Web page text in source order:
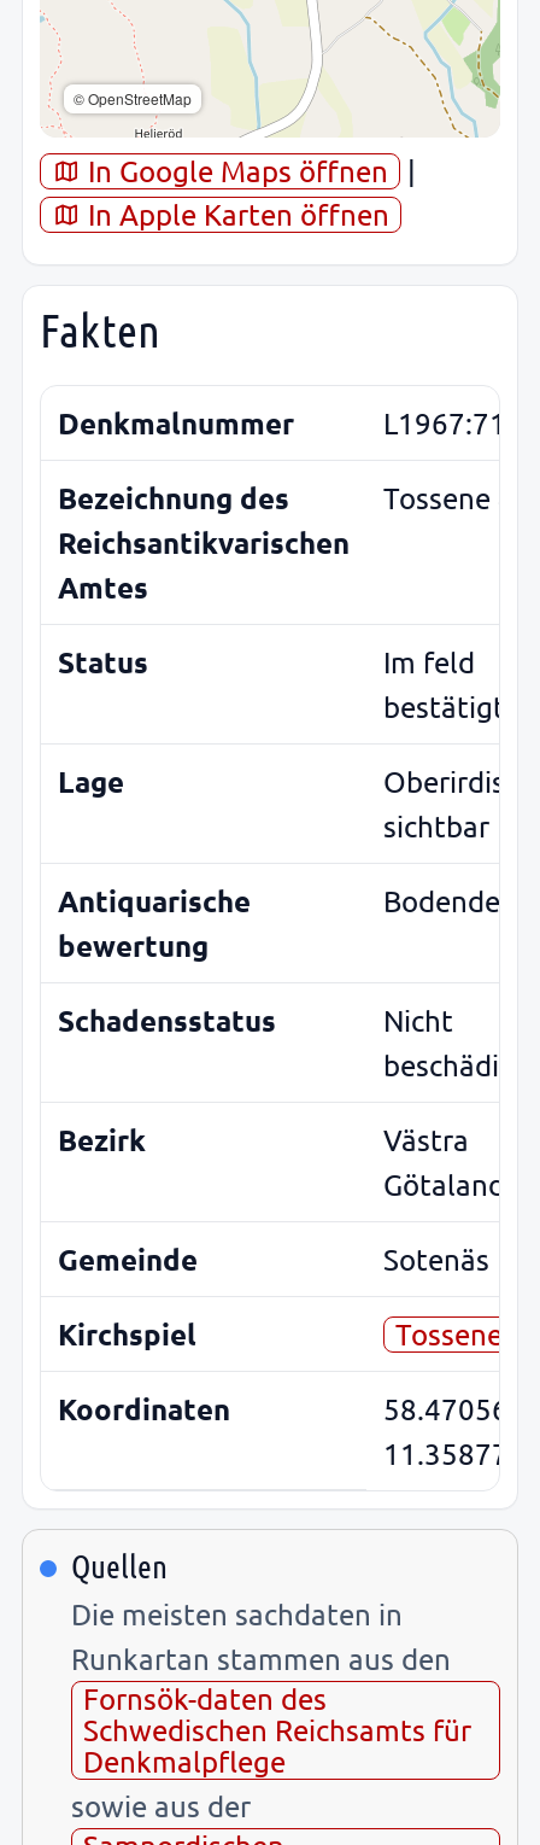
© OpenStreetMap
In Google Maps öffnen
|
In Apple Karten öffnen
Fakten
Denkmalnummer L1967:7121
Bezeichnung des
Reichsantikvarischen
Amtes
Tossene
Status
Im feld
bestätigt
Lage
Oberirdisch
sichtbar
Antiquarische
bewertung
Schadensstatus
Nicht
beschädigt
Bezirk
Västra
Götaland
Gemeinde Sotenäs
Kirchspiel Tossene
Koordinaten
11.358771
Quellen
Die meisten sachdaten in
Runkartan stammen aus den
Fornsök-daten des
Schwedischen Reichsamts für
Denkmalpflege
sowie aus der